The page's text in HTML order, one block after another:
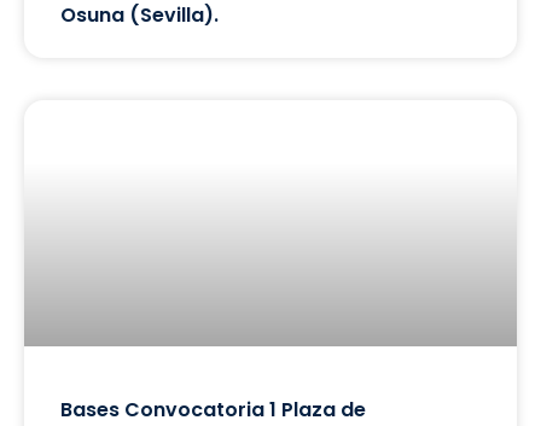
Osuna (Sevilla).
Bases Convocatoria 1 Plaza de